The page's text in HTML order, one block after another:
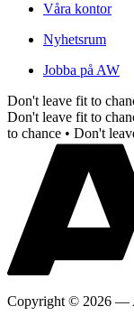
Våra kontor
Nyhetsrum
Jobba på AW
Don't leave fit to
Don't leave fit to
to chance • Don't
Copyright © 2026 —